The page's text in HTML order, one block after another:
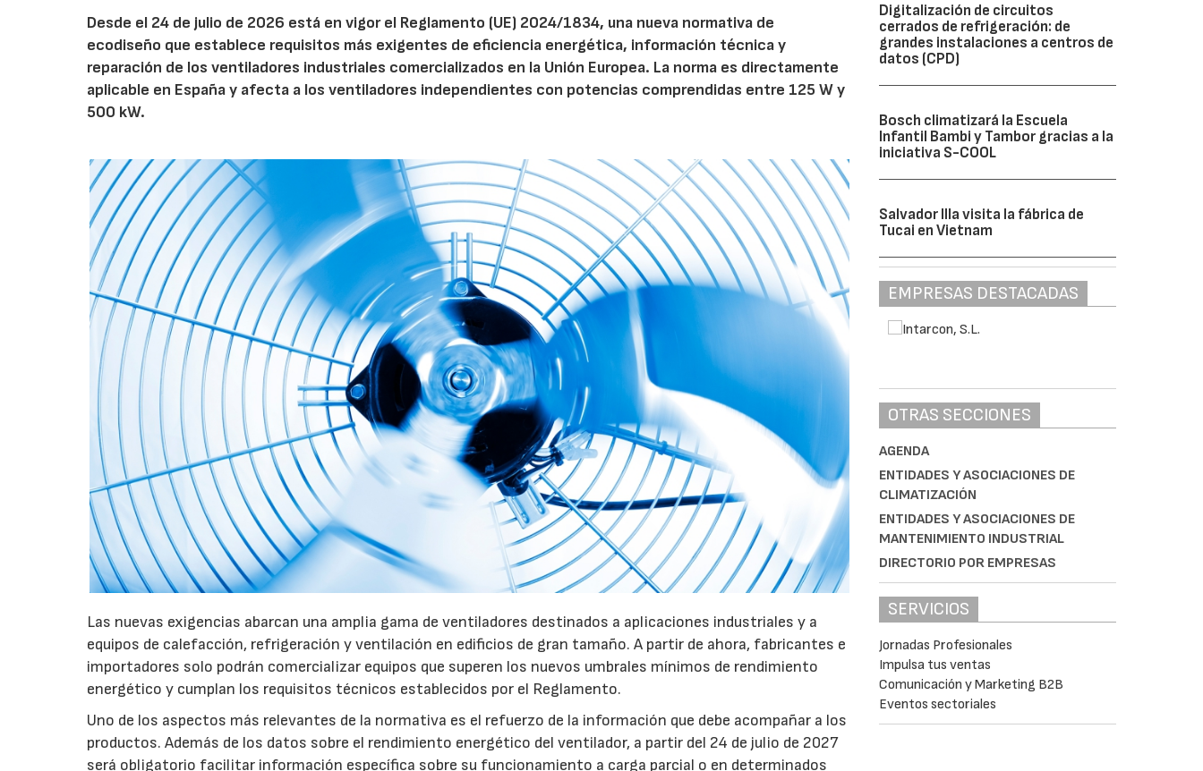
Desde el 24 de julio de 2026 está en vigor el Reglamento (UE) 2024/1834, una nueva normativa de
ecodiseño que establece requisitos más exigentes de eficiencia energética, información técnica y
reparación de los ventiladores industriales comercializados en la Unión Europea. La norma es directamente
aplicable en España y afecta a los ventiladores independientes con potencias comprendidas entre 125 W y
500 kW.
Las nuevas exigencias abarcan una amplia gama de ventiladores destinados a aplicaciones industriales y a
equipos de calefacción, refrigeración y ventilación en edificios de gran tamaño. A partir de ahora, fabricantes e
importadores solo podrán comercializar equipos que superen los nuevos umbrales mínimos de rendimiento
energético y cumplan los requisitos técnicos establecidos por el Reglamento.
Uno de los aspectos más relevantes de la normativa es el refuerzo de la información que debe acompañar a los
productos. Además de los datos sobre el rendimiento energético del ventilador, a partir del 24 de julio de 2027
será obligatorio facilitar información específica sobre su funcionamiento a carga parcial o en determinados
Digitalización de circuitos
cerrados de refrigeración: de
grandes instalaciones a centros de
datos (CPD)
Bosch climatizará la Escuela
Infantil Bambi y Tambor gracias a la
iniciativa S-COOL
Salvador Illa visita la fábrica de
Tucai en Vietnam
EMPRESAS DESTACADAS
OTRAS SECCIONES
AGENDA
ENTIDADES Y ASOCIACIONES DE
CLIMATIZACIÓN
ENTIDADES Y ASOCIACIONES DE
MANTENIMIENTO INDUSTRIAL
DIRECTORIO POR EMPRESAS
SERVICIOS
Jornadas Profesionales
Impulsa tus ventas
Comunicación y Marketing B2B
Eventos sectoriales